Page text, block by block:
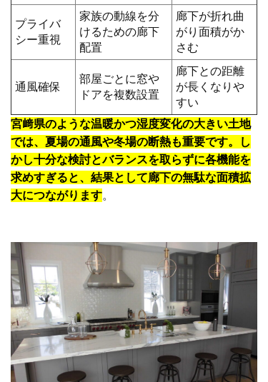
プライバ
シー重視
家族の動線を分
けるための廊下
配置
廊下が折れ曲
がり面積がか
さむ
通風確保
部屋ごとに窓や
ドアを複数設置
廊下との距離
が長くなりや
すい
宮﨑県のような温暖かつ湿度変化の大きい土地
では、夏場の通風や冬場の断熱も重要です。し
かし十分な検討とバランスを取らずに各機能を
求めすぎると、結果として廊下の無駄な面積拡
大につながります。